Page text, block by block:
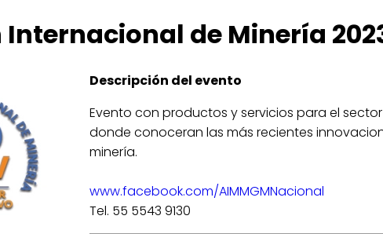
de Minería
Descripción del evento
Evento con productos y servicios para el
donde conoceran las más recientes
minería.
www.facebook.com/AIMMGMNacional
Tel. 55 5543 9130